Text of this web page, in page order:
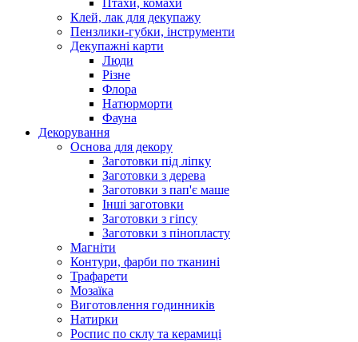
Клей, лак для декупажу
Пензлики-губки, інструменти
Декупажні карти
Люди
Різне
Флора
Натюрморти
Фауна
Декорування
Основа для декору
Заготовки під ліпку
Заготовки з дерева
Заготовки з пап'є маше
Інші заготовки
Заготовки з гіпсу
Заготовки з пінопласту
Магніти
Контури, фарби по тканині
Трафарети
Мозаїка
Виготовлення годинників
Натирки
Роспис по склу та керамиці